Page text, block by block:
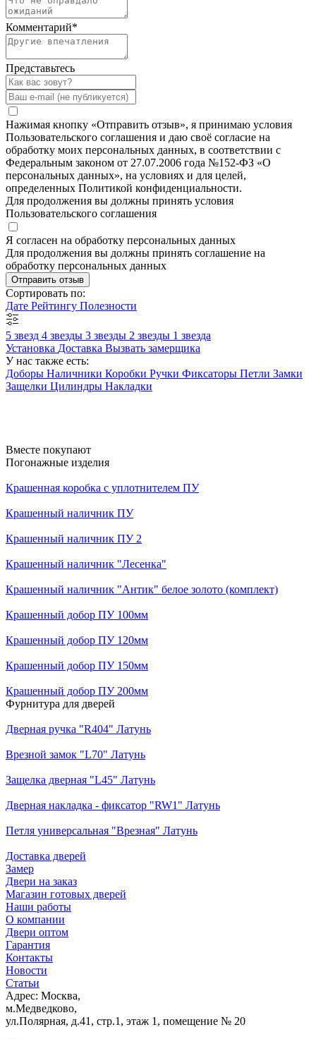
Комментарий*
Представьтесь
Нажимая кнопку «Отправить отзыв», я принимаю условия
Пользовательского соглашения и даю своё согласие на
обработку моих персональных данных, в соответствии с
Федеральным законом от 27.07.2006 года №152-ФЗ «О
персональных данных», на условиях и для целей,
определенных Политикой конфиденциальности.
Для продолжения вы должны принять условия
Пользовательского соглашения
Я согласен на обработку персональных данных
Для продолжения вы должны принять соглашение на
обработку персональных данных
Отправить отзыв
Сортировать по:
Дате Рейтингу Полезности
5 звезд 4 звезды 3 звезды 2 звезды 1 звезда
Установка Доставка Вызвать замерщика
У нас также есть:
Доборы Наличники Коробки Ручки Фиксаторы Петли Замки
Защелки Цилиндры Накладки
Вместе покупают
Погонажные изделия
Крашенная коробка с уплотнителем ПУ
Крашенный наличник ПУ
Крашенный наличник ПУ 2
Крашенный наличник "Лесенка"
Крашенный наличник "Антик" белое золото (комплект)
Крашенный добор ПУ 100мм
Крашенный добор ПУ 120мм
Крашенный добор ПУ 150мм
Крашенный добор ПУ 200мм
Фурнитура для дверей
Дверная ручка "R404" Латунь
Врезной замок "L70" Латунь
Защелка дверная "L45" Латунь
Дверная накладка - фиксатор "RW1" Латунь
Петля универсальная "Врезная" Латунь
Доставка дверей
Замер
Двери на заказ
Магазин готовых дверей
Наши работы
О компании
Двери оптом
Гарантия
Контакты
Новости
Статьи
Адрес: Москва,
м.Медведково,
ул.Полярная, д.41, стр.1, этаж 1, помещение № 20